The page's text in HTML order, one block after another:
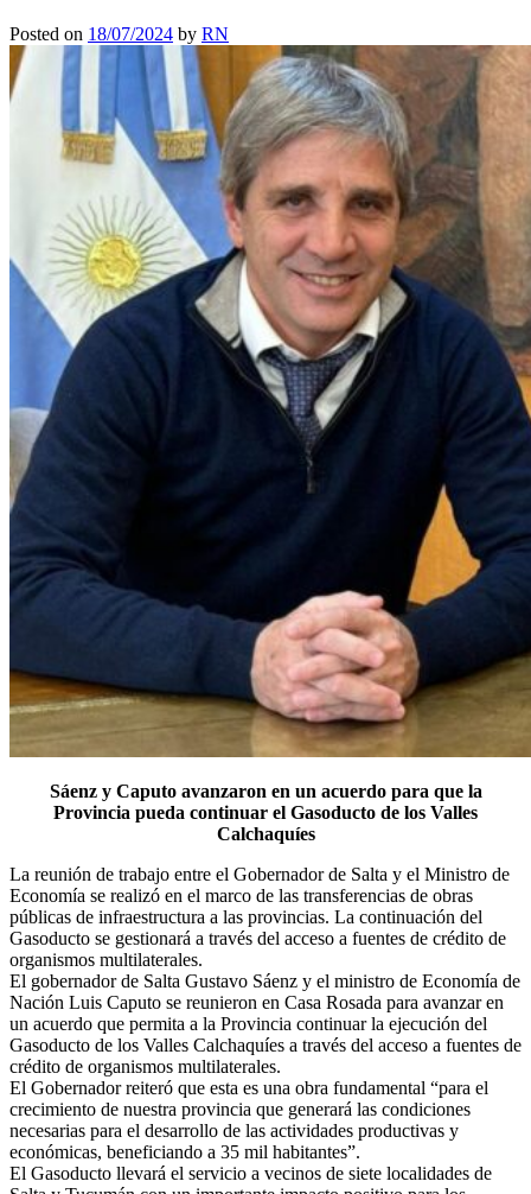
Posted on 18/07/2024 by RN
Sáenz y Caputo avanzaron en un acuerdo para que la
Provincia pueda continuar el Gasoducto de los Valles
Calchaquíes
La reunión de trabajo entre el Gobernador de Salta y el Ministro de
Economía se realizó en el marco de las transferencias de obras
públicas de infraestructura a las provincias. La continuación del
Gasoducto se gestionará a través del acceso a fuentes de crédito de
organismos multilaterales.
El gobernador de Salta Gustavo Sáenz y el ministro de Economía de
Nación Luis Caputo se reunieron en Casa Rosada para avanzar en
un acuerdo que permita a la Provincia continuar la ejecución del
Gasoducto de los Valles Calchaquíes a través del acceso a fuentes de
crédito de organismos multilaterales.
El Gobernador reiteró que esta es una obra fundamental “para el
crecimiento de nuestra provincia que generará las condiciones
necesarias para el desarrollo de las actividades productivas y
económicas, beneficiando a 35 mil habitantes”.
El Gasoducto llevará el servicio a vecinos de siete localidades de